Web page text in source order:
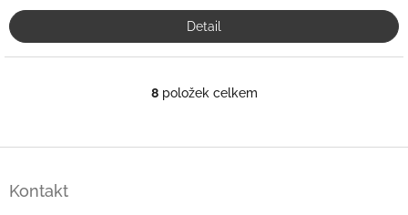
Detail
O
á
8položek celkem
Kontakt